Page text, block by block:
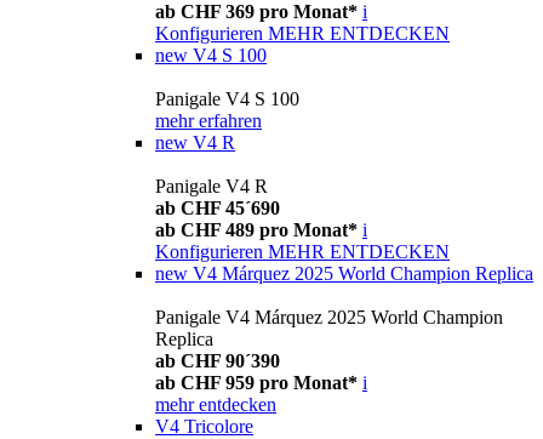
ab CHF 369 pro Monat* i
Konfigurieren MEHR ENTDECKEN
new V4 S 100
Panigale V4 S 100
mehr erfahren
new V4 R
Panigale V4 R
ab CHF 45´690
ab CHF 489 pro Monat* i
Konfigurieren MEHR ENTDECKEN
new V4 Márquez 2025 World Champion Replica
Panigale V4 Márquez 2025 World Champion
Replica
ab CHF 90´390
ab CHF 959 pro Monat* i
mehr entdecken
V4 Tricolore